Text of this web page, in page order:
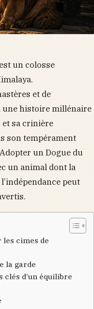
un colosse
et de
une histoire millénaire
et sa crinière
son tempérament
un Dogue du
un animal dont la
peut
cimes de
la garde
d’un équilibre